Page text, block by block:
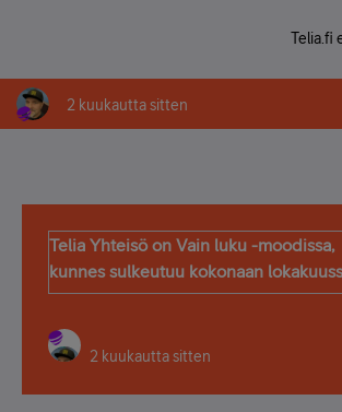
Telia.fi
2 kuukautta sitten
Telia Yhteisö on Vain luku -moodissa,
kunnes sulkeutuu kokonaan
2 kuukautta sitten